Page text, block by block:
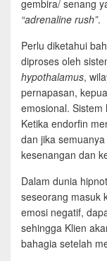
gembira/ senang
“adrenaline rush”.
Perlu diketahui
diproses oleh
hypothalamus,
pernapasan,
emosional.
Ketika endorfin
dan jika
kesenangan dan
Dalam dunia
seseorang masuk
emosi negatif,
sehingga Klien
bahagia setelah